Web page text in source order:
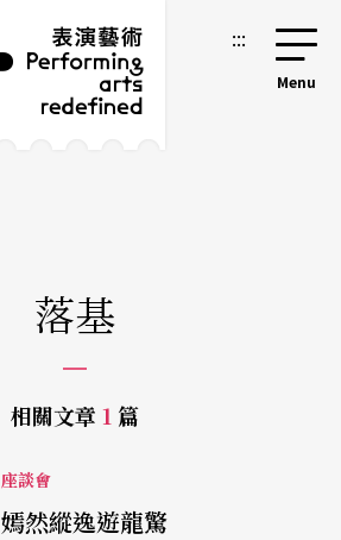
:::
落基
相關文章 1 篇
座談會
嫣然縱逸遊龍驚